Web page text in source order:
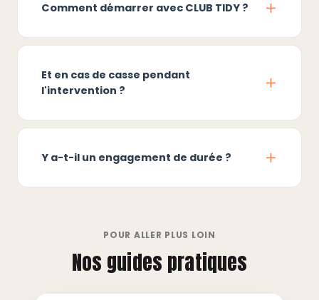
Comment démarrer avec CLUB TIDY ?
Et en cas de casse pendant
l'intervention ?
Y a-t-il un engagement de durée ?
POUR ALLER PLUS LOIN
Nos guides pratiques